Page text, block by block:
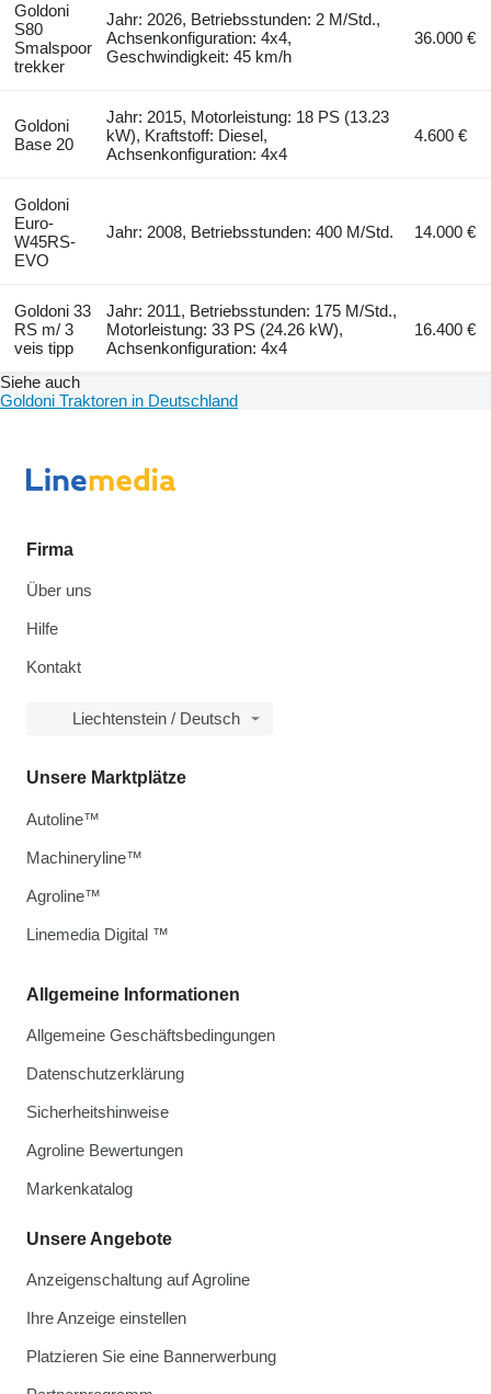
Goldoni
S80
Smalspoor
trekker
Jahr: 2026, Betriebsstunden: 2 M/Std.,
Achsenkonfiguration: 4x4,
Geschwindigkeit: 45 km/h
36.000 €
Goldoni
Base 20
Jahr: 2015, Motorleistung: 18 PS (13.23
kW), Kraftstoff: Diesel,
Achsenkonfiguration: 4x4
4.600 €
Goldoni
Euro-
W45RS-
EVO
Jahr: 2008, Betriebsstunden: 400 M/Std. 14.000 €
Goldoni 33
RS m/ 3
veis tipp
Jahr: 2011, Betriebsstunden: 175 M/Std.,
Motorleistung: 33 PS (24.26 kW),
Achsenkonfiguration: 4x4
16.400 €
Siehe auch
Goldoni Traktoren in Deutschland
Firma
Über uns
Hilfe
Kontakt
Liechtenstein / Deutsch
Allgemeine Informationen
Allgemeine Geschäftsbedingungen
Datenschutzerklärung
Sicherheitshinweise
Agroline Bewertungen
Markenkatalog
Unsere Angebote
Anzeigenschaltung auf Agroline
Ihre Anzeige einstellen
Platzieren Sie eine Bannerwerbung
Unsere Marktplätze
Autoline™
Machineryline™
Agroline™
Linemedia Digital ™